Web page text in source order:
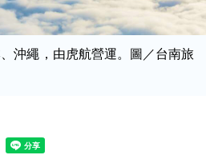
沖繩，由虎航營運。圖／台南旅